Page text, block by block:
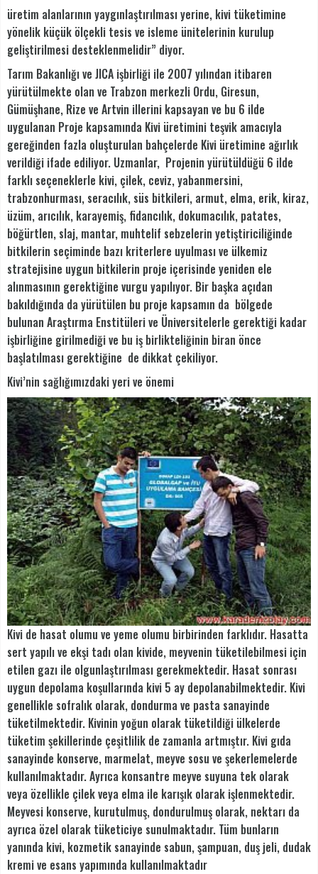
üretim alanlarının yaygınlaştırılması yerine, kivi tüketimine
yönelik küçük ölçekli tesis ve isleme ünitelerinin kurulup
geliştirilmesi desteklenmelidir” diyor.
Tarım Bakanlığı ve JICA işbirliği ile 2007 yılından itibaren
yürütülmekte olan ve Trabzon merkezli Ordu, Giresun,
Gümüşhane, Rize ve Artvin illerini kapsayan ve bu 6 ilde
uygulanan Proje kapsamında Kivi üretimini teşvik amacıyla
gereğinden fazla oluşturulan bahçelerde Kivi üretimine ağırlık
verildiği ifade ediliyor. Uzmanlar, Projenin yürütüldüğü 6 ilde
farklı seçeneklerle kivi, çilek, ceviz, yabanmersini,
trabzonhurması, seracılık, süs bitkileri, armut, elma, erik, kiraz,
üzüm, arıcılık, karayemiş, fidancılık, dokumacılık, patates,
böğürtlen, slaj, mantar, muhtelif sebzelerin yetiştiriciliğinde
bitkilerin seçiminde bazı kriterlere uyulması ve ülkemiz
stratejisine uygun bitkilerin proje içerisinde yeniden ele
alınmasının gerektiğine vurgu yapılıyor. Bir başka açıdan
bakıldığında da yürütülen bu proje kapsamın da bölgede
bulunan Araştırma Enstitüleri ve Üniversitelerle gerektiği kadar
işbirliğine girilmediği ve bu iş birlikteliğinin biran önce
başlatılması gerektiğine de dikkat çekiliyor.
Kivi’nin sağlığımızdaki yeri ve önemi
Kivi de hasat olumu ve yeme olumu birbirinden farklıdır. Hasatta
sert yapılı ve ekşi tadı olan kivide, meyvenin tüketilebilmesi için
etilen gazı ile olgunlaştırılması gerekmektedir. Hasat sonrası
uygun depolama koşullarında kivi 5 ay depolanabilmektedir. Kivi
genellikle sofralık olarak, dondurma ve pasta sanayinde
tüketilmektedir. Kivinin yoğun olarak tüketildiği ülkelerde
tüketim şekillerinde çeşitlilik de zamanla artmıştır. Kivi gıda
sanayinde konserve, marmelat, meyve sosu ve şekerlemelerde
kullanılmaktadır. Ayrıca konsantre meyve suyuna tek olarak
veya özellikle çilek veya elma ile karışık olarak işlenmektedir.
Meyvesi konserve, kurutulmuş, dondurulmuş olarak, nektarı da
ayrıca özel olarak tüketiciye sunulmaktadır. Tüm bunların
yanında kivi, kozmetik sanayinde sabun, şampuan, duş jeli, dudak
kremi ve esans yapımında kullanılmaktadır